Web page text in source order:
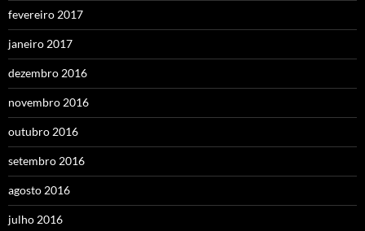
fevereiro 2017
janeiro 2017
dezembro 2016
novembro 2016
outubro 2016
setembro 2016
agosto 2016
julho 2016